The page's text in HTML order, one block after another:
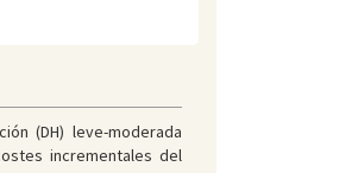
(DH) leve-moderada
incrementales del